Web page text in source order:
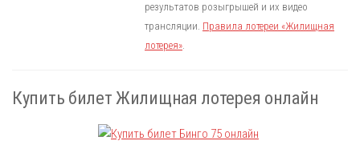
результатов розыгрышей и их видео
трансляции. Правила лотереи «Жилищная
лотерея».
Купить билет Жилищная лотерея онлайн